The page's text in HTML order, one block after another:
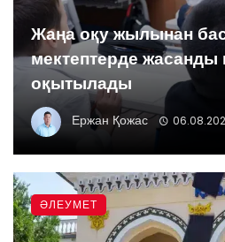
Жаңа оқу жылынан
мектептерде жасанды
оқытылады
Ержан Қожас
ӘЛЕУМЕТ